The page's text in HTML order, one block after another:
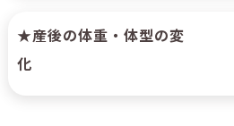
★産後の体重・体型の変
化